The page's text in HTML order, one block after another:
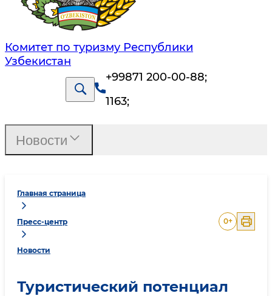
Комитет по туризму Республики
Узбекистан
+99871 200-00-88;
1163;
Главная страница
Пресс-центр
Новости
0+
Туристический потенциал
Новости